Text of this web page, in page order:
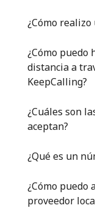
¿Cómo
¿Cómo puedo
distancia a
KeepCalling?
¿Cuáles son
aceptan?
¿Qué es un
¿Cómo puedo
proveedor